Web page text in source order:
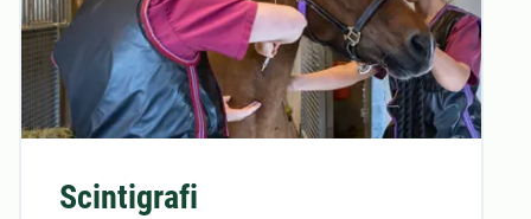
Scintigrafi